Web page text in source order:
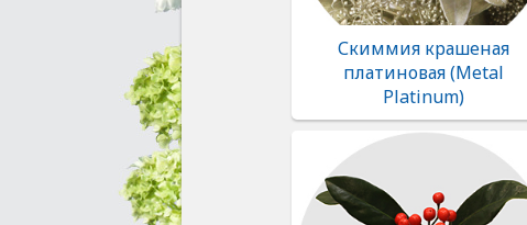
Скиммия крашеная
платиновая (Metal
Platinum)